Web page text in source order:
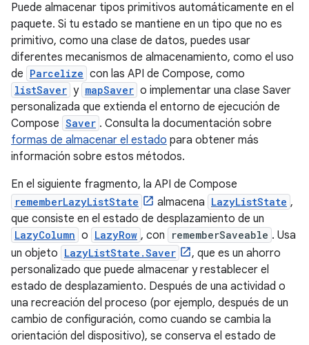
Puede almacenar tipos primitivos automáticamente en el
paquete. Si tu estado se mantiene en un tipo que no es
primitivo, como una clase de datos, puedes usar
diferentes mecanismos de almacenamiento, como el uso
de Parcelize con las API de Compose, como
listSaver y mapSaver o implementar una clase Saver
personalizada que extienda el entorno de ejecución de
Compose Saver . Consulta la documentación sobre
formas de almacenar el estado para obtener más
información sobre estos métodos.
En el siguiente fragmento, la API de Compose
rememberLazyListState almacena LazyListState ,
que consiste en el estado de desplazamiento de un
LazyColumn o LazyRow , con rememberSaveable . Usa
un objeto LazyListState.Saver
, que es un ahorro
personalizado que puede almacenar y restablecer el
estado de desplazamiento. Después de una actividad o
una recreación del proceso (por ejemplo, después de un
cambio de configuración, como cuando se cambia la
orientación del dispositivo), se conserva el estado de